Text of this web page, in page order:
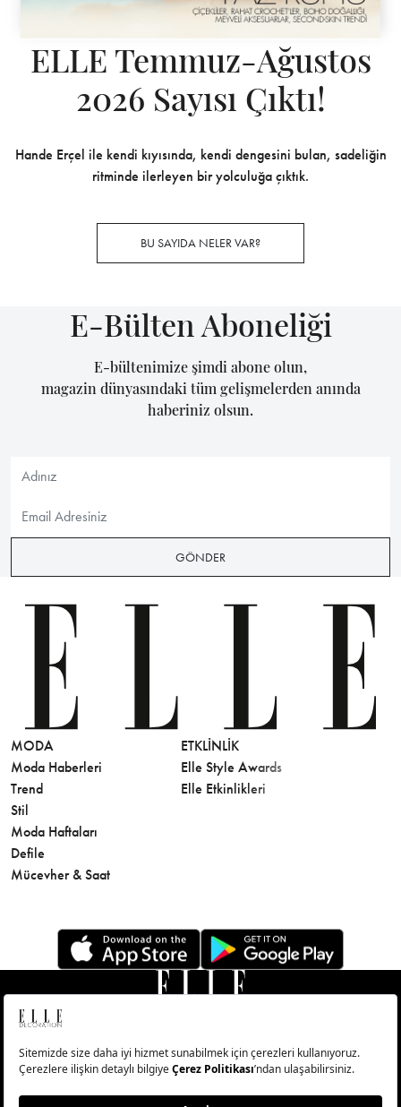
ELLE Temmuz-Ağustos
2026 Sayısı Çıktı!
Hande Erçel ile kendi kıyısında, kendi dengesini bulan, sadeliğin
ritminde ilerleyen bir yolculuğa çıktık.
BU SAYIDA NELER VAR?
E-Bülten Aboneliği
E-bültenimize şimdi abone olun,
magazin dünyasındaki tüm gelişmelerden anında
haberiniz olsun.
GÖNDER
MODA
Moda Haberleri
Trend
Stil
Moda Haftaları
Defile
Mücevher & Saat
ETKLINLIK
Elle Style Awards
Elle Etkinlikleri
© Big Medya Teknoloji A.Ş. Altunizade Mahallesi Kuşbakışı